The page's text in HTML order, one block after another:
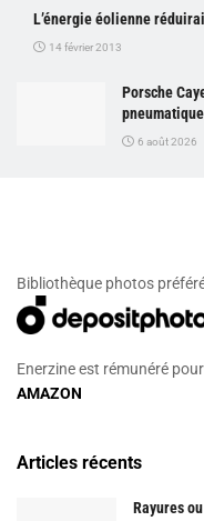
L’énergie éolienne
14 février 2013
Porsche
6 août 2026
Bibliothèque photos
Enerzine est rémunéré
AMAZON
Articles récents
Rayures